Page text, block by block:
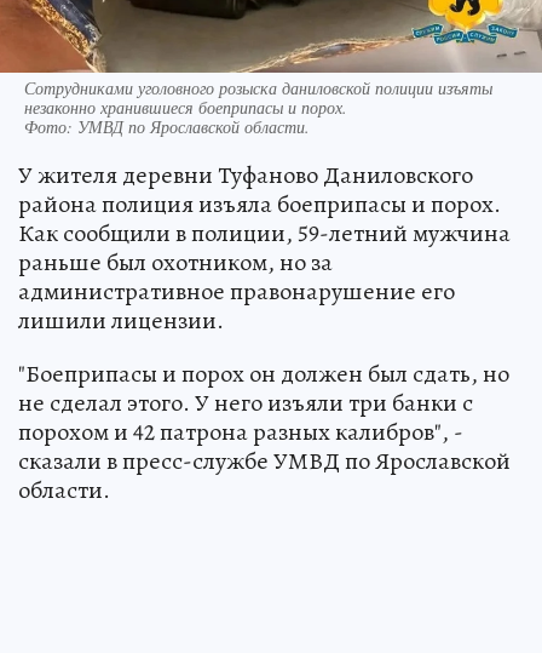
Сотрудниками уголовного розыска даниловской полиции изъяты
незаконно хранившиеся боеприпасы и порох.
Фото: УМВД по Ярославской области.
У жителя деревни Туфаново Даниловского
района полиция изъяла боеприпасы и порох.
Как сообщили в полиции, 59-летний мужчина
раньше был охотником, но за
административное правонарушение его
лишили лицензии.
"Боеприпасы и порох он должен был сдать, но
не сделал этого. У него изъяли три банки с
порохом и 42 патрона разных калибров", -
сказали в пресс-службе УМВД по Ярославской
области.